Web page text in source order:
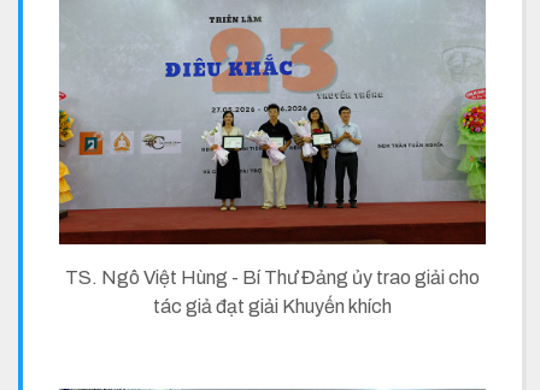
TS. Ngô Việt Hùng - Bí Thư Đảng ủy trao giải cho
tác giả đạt giải Khuyến khích